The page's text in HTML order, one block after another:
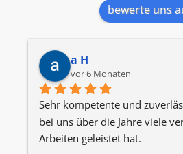
bewerte uns
a H
vor 6 Monaten
Sehr kompetente und
bei uns über die Jahre viele
Arbeiten geleistet hat.